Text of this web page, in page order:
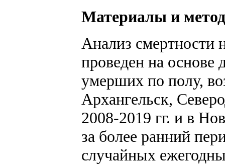
Материалы и
Анализ смертности
проведен на основе
умерших по полу,
Архангельск,
2008-2019 гг. и в
за более ранний
случайных